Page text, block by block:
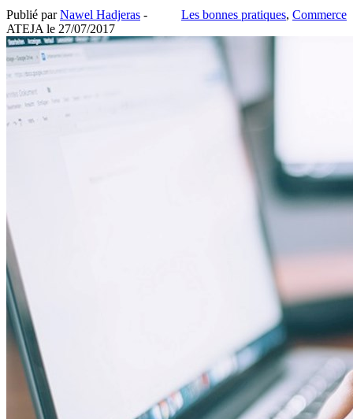
Les bonnes pratiques, Commerce
Publié parNawel Hadjeras -
ATEJA le 27/07/2017